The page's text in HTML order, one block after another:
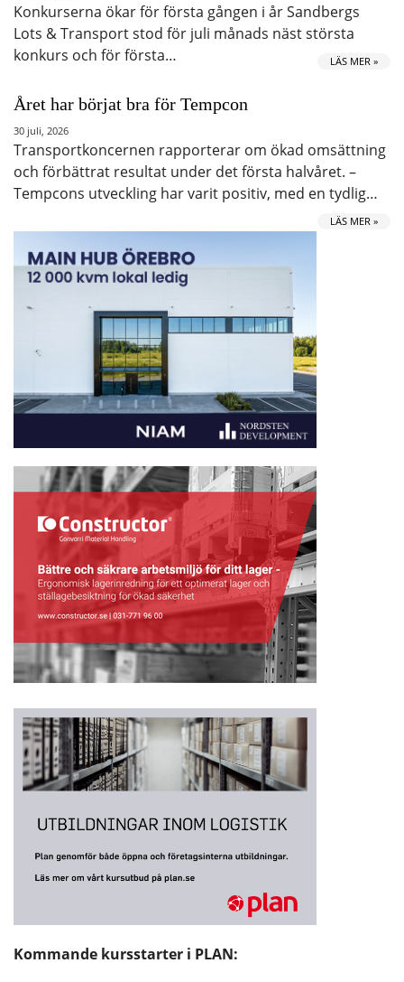
Konkurserna ökar för första gången i år Sandbergs
Lots & Transport stod för juli månads näst största
konkurs och för första…
LÄS MER »
Året har börjat bra för Tempcon
30 juli, 2026
Transportkoncernen rapporterar om ökad omsättning
och förbättrat resultat under det första halvåret. –
Tempcons utveckling har varit positiv, med en tydlig…
LÄS MER »
Kommande kursstarter i PLAN: